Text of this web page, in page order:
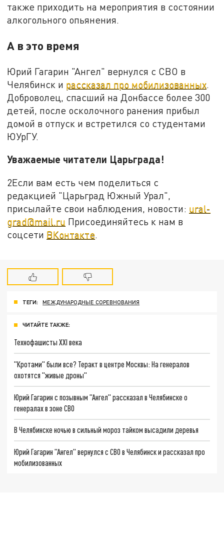
также приходить на мероприятия в состоянии
алкогольного опьянения.
А в это время
Юрий Гагарин "Ангел" вернулся с СВО в
Челябинск и рассказал про мобилизованных.
Доброволец, спасший на Донбассе более 300
детей, после осколочного ранения прибыл
домой в отпуск и встретился со студентами
ЮУрГУ.
Уважаемые читатели Царьграда!
2Если вам есть чем поделиться с
редакцией "Царьград Южный Урал",
присылайте свои наблюдения, новости: ural-
grad@mail.ru Присоединяйтесь к нам в
соцсети ВКонтакте.
ТЕГИ: МЕЖДУНАРОДНЫЕ СОРЕВНОВАНИЯ
ЧИТАЙТЕ ТАКЖЕ:
Технофашисты XXI века
"Кротами" были все? Теракт в центре Москвы: На генералов
охотятся "живые дроны"
Юрий Гагарин с позывным "Ангел" рассказал в Челябинске о
генералах в зоне СВО
В Челябинске ночью в сильный мороз тайком высадили деревья
Юрий Гагарин "Ангел" вернулся с СВО в Челябинск и рассказал про
мобилизованных